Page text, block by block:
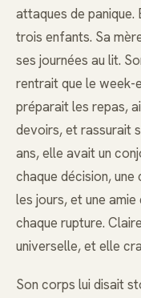
attaques de panique.
trois enfants. Sa
ses journées au lit.
rentrait que le week-
préparait les repas,
devoirs, et rassurait
ans, elle avait un
chaque décision,
les jours, et une amie
chaque rupture.
universelle, et elle
Son corps lui disait